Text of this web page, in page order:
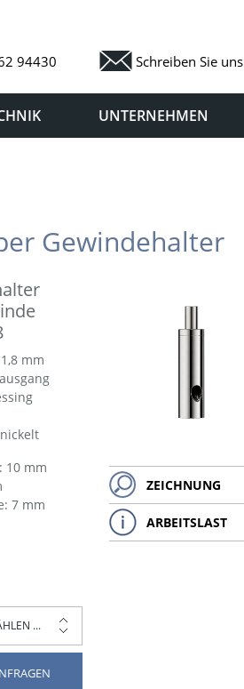
94430 Schreiben Sie uns
UNTERNEHMEN
Gewindehalter
mm
10 mm
7 mm
ZEICHNUNG
ARBEITSLAST